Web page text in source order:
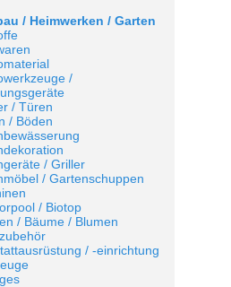
/ Heimwerken / Garten
/
/ Türen
/ Böden
/ Griller
/ Gartenschuppen
/ Biotop
/ Bäume / Blumen
/ -einrichtung